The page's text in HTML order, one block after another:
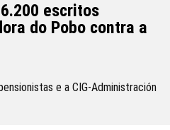
escritos
do Pobo contra a
e a CIG-Administración